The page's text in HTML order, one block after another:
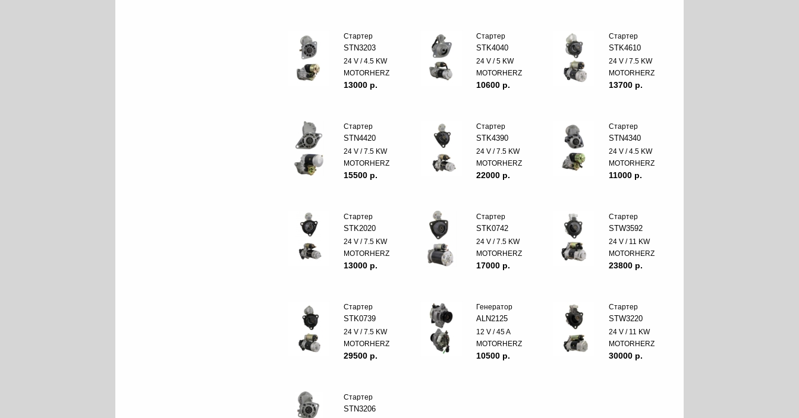
Стартер
STN3203
24 V / 4.5 KW
MOTORHERZ
13000 p.
Стартер
STK4040
24 V / 5 KW
MOTORHERZ
10600 p.
Стартер
STK4610
24 V / 7.5 KW
MOTORHERZ
13700 p.
Стартер
STN4420
24 V / 7.5 KW
MOTORHERZ
15500 p.
Стартер
STK4390
24 V / 7.5 KW
MOTORHERZ
22000 p.
Стартер
STN4340
24 V / 4.5 KW
MOTORHERZ
11000 p.
Стартер
STK2020
24 V / 7.5 KW
MOTORHERZ
13000 p.
Стартер
STK0742
24 V / 7.5 KW
MOTORHERZ
17000 p.
Стартер
STW3592
24 V / 11 KW
MOTORHERZ
23800 p.
Стартер
STK0739
24 V / 7.5 KW
MOTORHERZ
29500 p.
Генератор
ALN2125
12 V / 45 A
MOTORHERZ
10500 p.
Стартер
STW3220
24 V / 11 KW
MOTORHERZ
30000 p.
Стартер
STN3206